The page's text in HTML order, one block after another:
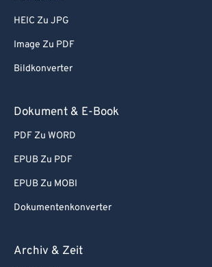
HEIC Zu JPG
Image Zu PDF
Bildkonverter
Dokument & E-Book
PDF Zu WORD
EPUB Zu PDF
EPUB Zu MOBI
Dokumentenkonverter
Archiv & Zeit